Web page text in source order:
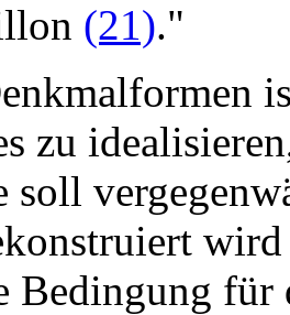
(21)."
zu
soll
Bedingung für